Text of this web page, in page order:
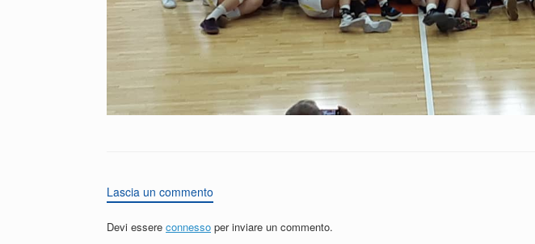
Lascia un commento
Devi essere connesso per inviare un commento.